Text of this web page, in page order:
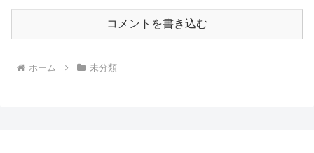
コメントを書き込む
ホーム 未分類